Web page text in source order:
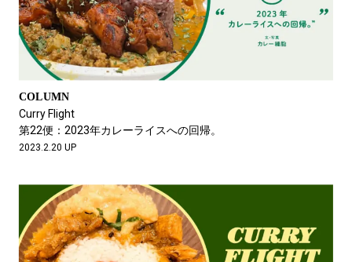
COLUMN
Curry Flight
第22便：2023年カレーライスへの回帰。
2023.2.20 UP